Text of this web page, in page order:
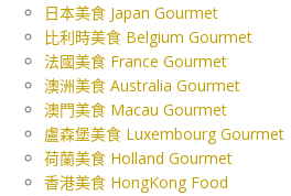
日本美食 Japan Gourmet
比利時美食 Belgium Gourmet
法國美食 France Gourmet
澳洲美食 Australia Gourmet
澳門美食 Macau Gourmet
盧森堡美食 Luxembourg Gourmet
荷蘭美食 Holland Gourmet
香港美食 HongKong Food